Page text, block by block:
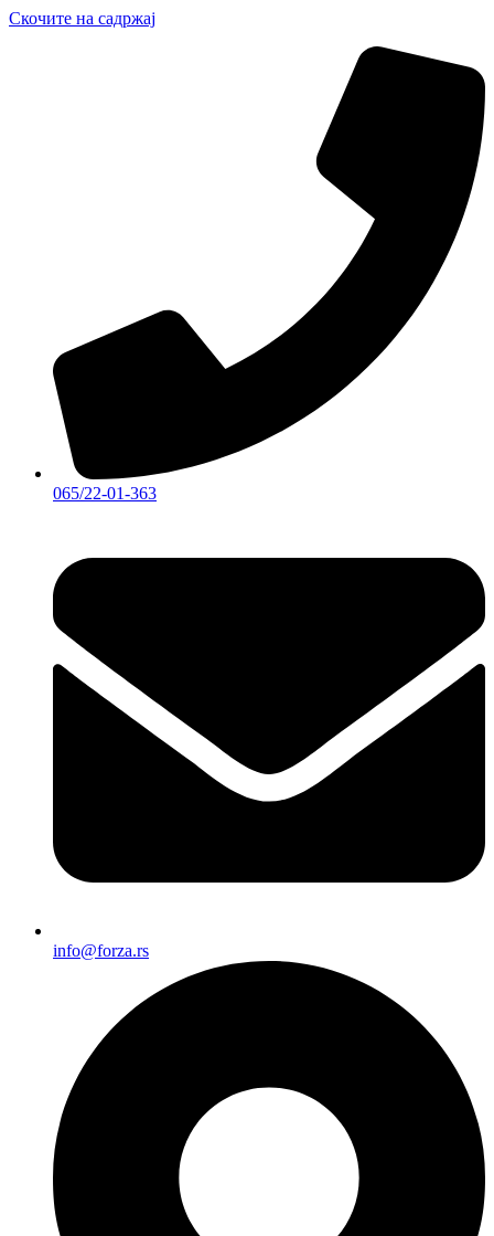
Скочите на садржај
065/22-01-363
info@forza.rs